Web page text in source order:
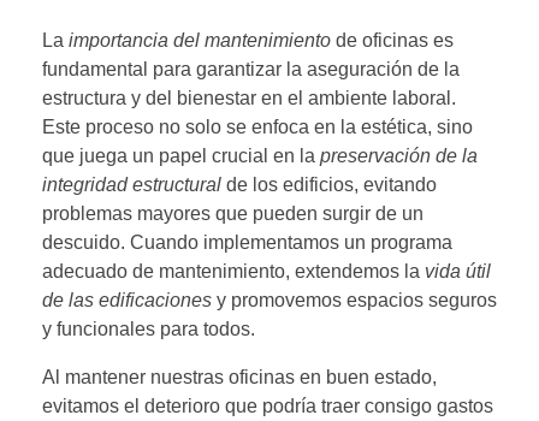
La importancia del mantenimiento de oficinas es
fundamental para garantizar la aseguración de la
estructura y del bienestar en el ambiente laboral.
Este proceso no solo se enfoca en la estética, sino
que juega un papel crucial en la preservación de la
integridad estructural de los edificios, evitando
problemas mayores que pueden surgir de un
descuido. Cuando implementamos un programa
adecuado de mantenimiento, extendemos la vida útil
de las edificaciones y promovemos espacios seguros
y funcionales para todos.
Al mantener nuestras oficinas en buen estado,
evitamos el deterioro que podría traer consigo gastos